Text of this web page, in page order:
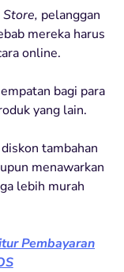
pelanggan
mereka harus
online.
bagi para
yang lain.
tambahan
menawarkan
lebih murah
Pembayaran